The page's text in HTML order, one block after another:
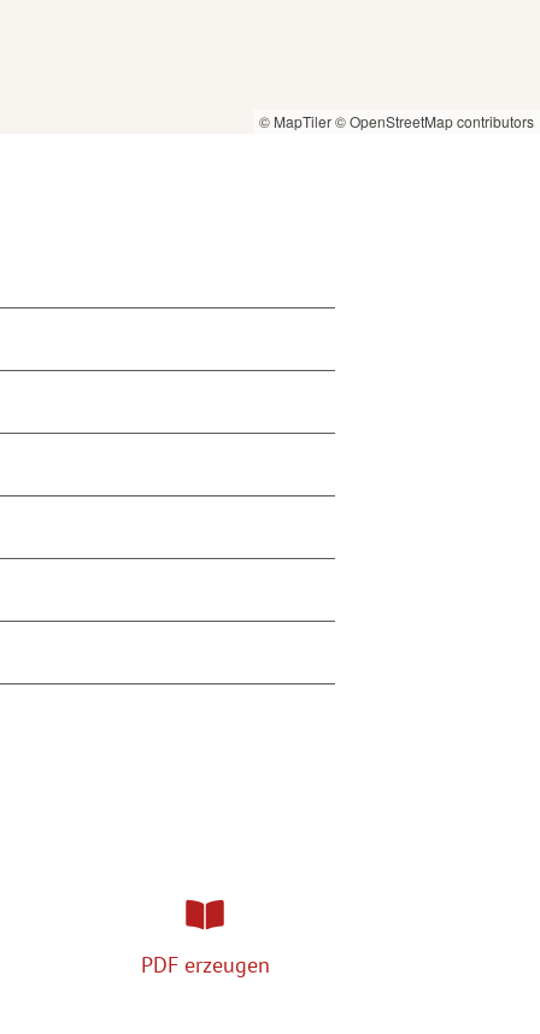
© MapTiler© OpenStreetMap contributors
PDF erzeugen